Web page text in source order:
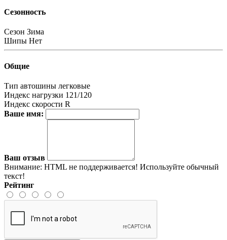
Сезонность
Сезон Зима
Шипы Нет
Общие
Тип автошины легковые
Индекс нагрузки 121/120
Индекс скорости R
Ваше имя:
Ваш отзыв
Внимание: HTML не поддерживается! Используйте обычный
текст!
Рейтинг